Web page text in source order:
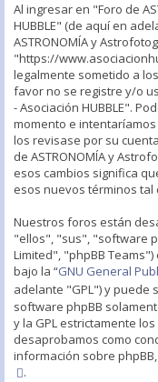
Al ingresar en "Foro de
HUBBLE" (de aquí en
ASTRONOMÍA y
"https://
legalmente sometido a
favor no se registre y/o
- Asociación HUBBLE".
momento e
los revisase por su
de ASTRONOMÍA y
esos cambios significa
esos nuevos términos
Nuestros foros están
"ellos", "sus", "software
Limited", "phpBB
bajo la “GNU General
adelante "GPL") y puede
software phpBB
y la GPL estrictamente
desaprobamos como
información sobre
.